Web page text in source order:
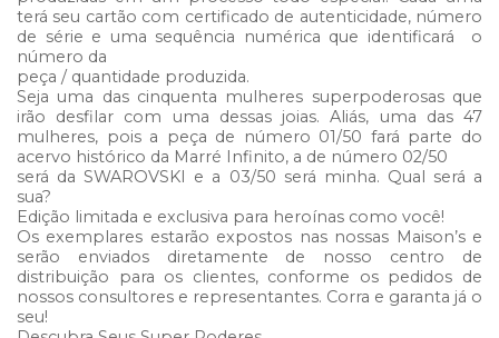
terá seu cartão com certificado de autenticidade, número
de série e uma sequência numérica que identificará o
número da
peça / quantidade produzida.
Seja uma das cinquenta mulheres superpoderosas que
irão desfilar com uma dessas joias. Aliás, uma das 47
mulheres, pois a peça de número 01/50 fará parte do
acervo histórico da Marré Infinito, a de número 02/50
será da SWAROVSKI e a 03/50 será minha. Qual será a
sua?
Edição limitada e exclusiva para heroínas como você!
Os exemplares estarão expostos nas nossas Maison’s e
serão enviados diretamente de nosso centro de
distribuição para os clientes, conforme os pedidos de
nossos consultores e representantes. Corra e garanta já o
seu!